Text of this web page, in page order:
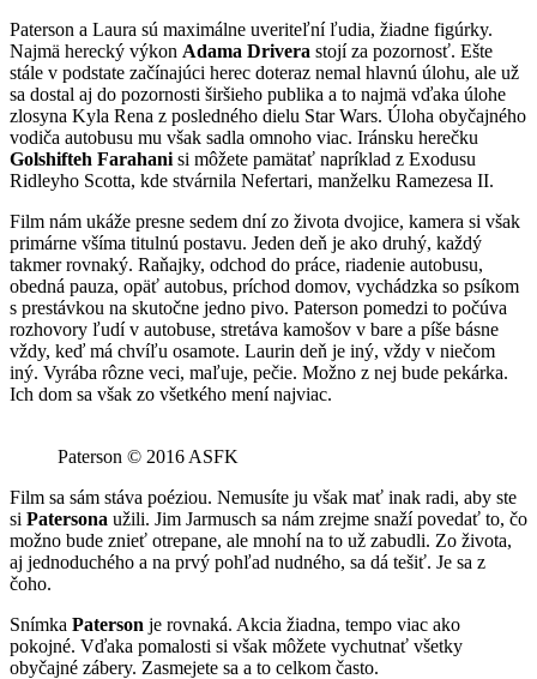
Paterson a Laura sú maximálne uveriteľní ľudia, žiadne figúrky.
Najmä herecký výkon Adama Drivera stojí za pozornosť. Ešte
stále v podstate začínajúci herec doteraz nemal hlavnú úlohu, ale už
sa dostal aj do pozornosti širšieho publika a to najmä vďaka úlohe
zlosyna Kyla Rena z posledného dielu Star Wars. Úloha obyčajného
vodiča autobusu mu však sadla omnoho viac. Iránsku herečku
Golshifteh Farahani si môžete pamätať napríklad z Exodusu
Ridleyho Scotta, kde stvárnila Nefertari, manželku Ramezesa II.
Film nám ukáže presne sedem dní zo života dvojice, kamera si však
primárne všíma titulnú postavu. Jeden deň je ako druhý, každý
takmer rovnaký. Raňajky, odchod do práce, riadenie autobusu,
obedná pauza, opäť autobus, príchod domov, vychádzka so psíkom
s prestávkou na skutočne jedno pivo. Paterson pomedzi to počúva
rozhovory ľudí v autobuse, stretáva kamošov v bare a píše básne
vždy, keď má chvíľu osamote. Laurin deň je iný, vždy v niečom
iný. Vyrába rôzne veci, maľuje, pečie. Možno z nej bude pekárka.
Ich dom sa však zo všetkého mení najviac.
Paterson © 2016 ASFK
Film sa sám stáva poéziou. Nemusíte ju však mať inak radi, aby ste
si Patersona užili. Jim Jarmusch sa nám zrejme snaží povedať to, čo
možno bude znieť otrepane, ale mnohí na to už zabudli. Zo života,
aj jednoduchého a na prvý pohľad nudného, sa dá tešiť. Je sa z
čoho.
Snímka Paterson je rovnaká. Akcia žiadna, tempo viac ako
pokojné. Vďaka pomalosti si však môžete vychutnať všetky
obyčajné zábery. Zasmejete sa a to celkom často.